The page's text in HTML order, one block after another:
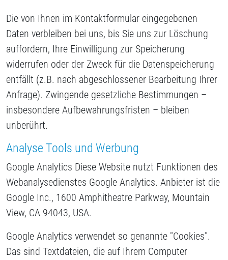
Die von Ihnen im Kontaktformular eingegebenen
Daten verbleiben bei uns, bis Sie uns zur Löschung
auffordern, Ihre Einwilligung zur Speicherung
widerrufen oder der Zweck für die Datenspeicherung
entfällt (z.B. nach abgeschlossener Bearbeitung Ihrer
Anfrage). Zwingende gesetzliche Bestimmungen –
insbesondere Aufbewahrungsfristen – bleiben
unberührt.
Analyse Tools und Werbung
Google Analytics Diese Website nutzt Funktionen des
Webanalysedienstes Google Analytics. Anbieter ist die
Google Inc., 1600 Amphitheatre Parkway, Mountain
View, CA 94043, USA.
Google Analytics verwendet so genannte "Cookies".
Das sind Textdateien, die auf Ihrem Computer